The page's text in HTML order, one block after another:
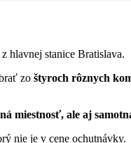
z hlavnej stanice Bratislava.
zo štyroch rôznych
miestnosť, ale aj
nie je v cene ochutnávky.